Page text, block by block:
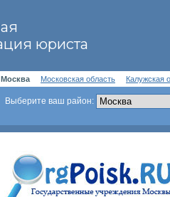
Москва Московская область Калужская
Выберите ваш район: